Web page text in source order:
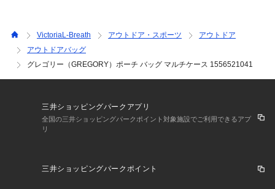
※弊社独自の採寸・計量方法により計測を行っておりますた
め、多少の誤差が生じる場合がございます。
※一部商品において弊社カラー表記がメーカーカラー表記と異
なる場合がございます。
商品の色味が若干異なる場合があります。
※掲載の価格・製品のパッケージ・デザイン・仕様について、
予告なく変更することがあります。あらかじめご了承くださ
レジャー 登山 旅行 小物入れ セカンドバッグ ユニセックス 男
VictoriaL-Breath アウトドア・スポーツ
アウトドア
アウトドアバッグ
グレゴリー（GREGORY）ポーチ バッグ マルチケース 1556521041
三井ショッピングパークアプリ
全国の三井ショッピングパークポイント対象施設でご利用できるアプ
リ
三井ショッピングパークポイント